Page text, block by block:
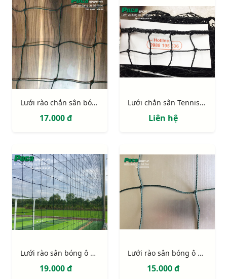
Lưới rào chắn sân bóng ô 120mm sợi 2,5mm
17.000 đ
Lưới chắn sân Tennis ô 48mm sợi 2mm
Liên hệ
Lưới rào sân bóng ô 135mm sợi 3mm
19.000 đ
Lưới rào sân bóng ô 135mm sợi 2,7mm
15.000 đ